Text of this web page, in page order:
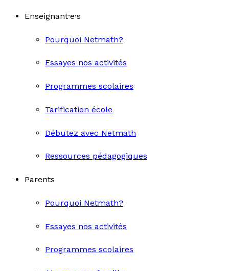
Enseignant·e·s
Pourquoi Netmath?
Essayes nos activités
Programmes scolaires
Tarification école
Débutez avec Netmath
Ressources pédagogiques
Parents
Pourquoi Netmath?
Essayes nos activités
Programmes scolaires